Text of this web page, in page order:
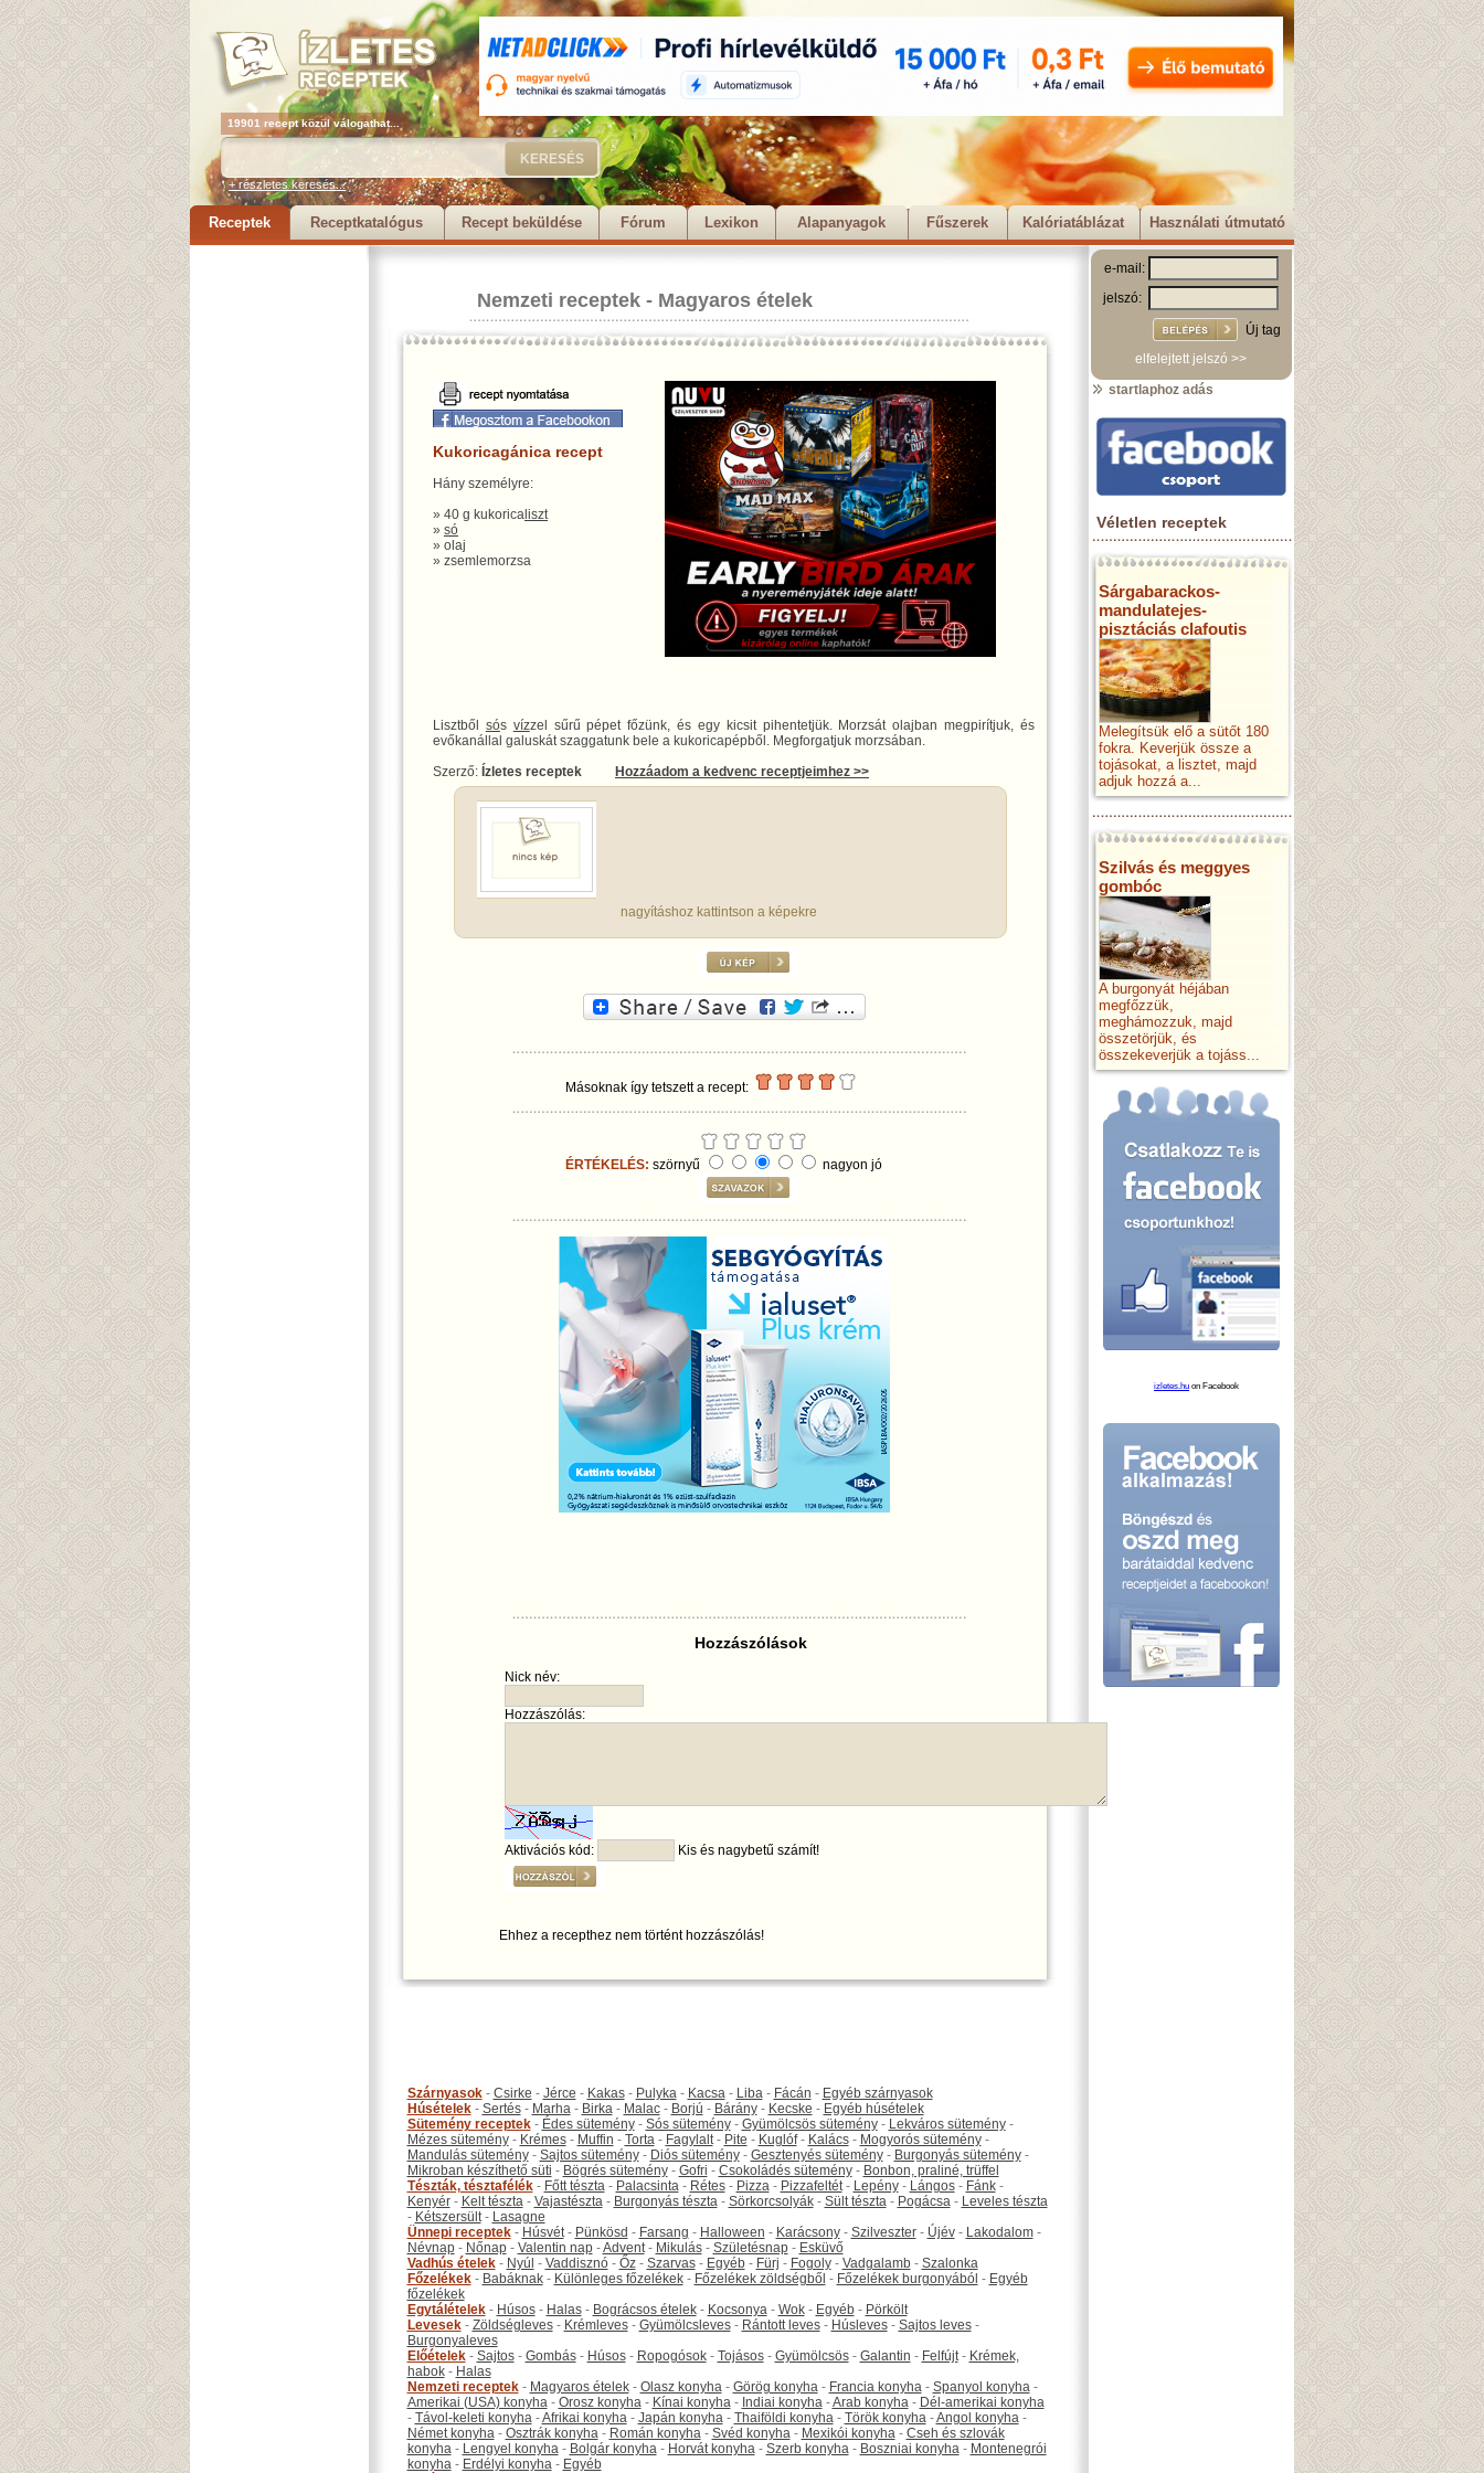
19901 recept közül válogathat...
+ részletes keresés...
Receptek Receptkatalógus Recept beküldése Fórum Lexikon Alapanyagok Fűszerek Kalóriatáblázat Használati útmutató
Nemzeti receptek - Magyaros ételek
Kukoricagánica recept
Hány személyre:
» 40 g kukorica liszt
» só
» olaj
» zsemlemorzsa
Lisztből sós vízzel sűrű pépet főzünk, és egy kicsit pihentetjük. Morzsát olajban megpirítjuk, és
evőkanállal galuskát szaggatunk bele a kukoricapépből. Megforgatjuk morzsában.
Szerző: Ízletes receptek Hozzáadom a kedvenc receptjeimhez >>
nagyításhoz kattintson a képekre
Másoknak így tetszett a recept:
ÉRTÉKELÉS: szörnyű nagyon jó
Hozzászólások
Nick név:
Hozzászólás:
Aktivációs kód: Kis és nagybetű számít!
Ehhez a recepthez nem történt hozzászólás!
Szárnyasok- Csirke - Jérce - Kakas- Pulyka- Kacsa- Liba- Fácán - Egyéb szárnyasok
Húsételek- Sertés- Marha- Birka- Malac- Borjú - Bárány- Kecske - Egyéb húsételek
Sütemény receptek- Édes sütemény- Sós sütemény- Gyümölcsös sütemény- Lekváros sütemény-
Mézes sütemény- Krémes- Muffin - Torta- Fagylalt- Pite - Kuglóf- Kalács- Mogyorós sütemény-
Mandulás sütemény- Sajtos sütemény- Diós sütemény- Gesztenyés sütemény- Burgonyás sütemény-
Mikroban készíthető süti - Bögrés sütemény- Gofri - Csokoládés sütemény- Bonbon, praliné, trüffel
Tészták, tésztafélék- Főtt tészta- Palacsinta- Rétes- Pizza- Pizzafeltét- Lepény- Lángos- Fánk-
Kenyér- Kelt tészta- Vajastészta- Burgonyás tészta- Sörkorcsolyák- Sült tészta- Pogácsa- Leveles tészta
- Kétszersült- Lasagne
Ünnepi receptek- Húsvét- Pünkösd - Farsang - Halloween - Karácsony- Szilveszter- Újév- Lakodalom-
Névnap- Nőnap- Valentin nap-Advent- Mikulás- Születésnap- Esküvő
Vadhús ételek- Nyúl - Vaddisznó- Őz- Szarvas- Egyéb- Fürj - Fogoly- Vadgalamb- Szalonka
Főzelékek- Babáknak- Különleges főzelékek- Főzelékek zöldségből - Főzelékek burgonyából - Egyéb
főzelékek
Egytálételek- Húsos- Halas- Bográcsos ételek- Kocsonya- Wok- Egyéb- Pörkölt
Levesek- Zöldségleves- Krémleves- Gyümölcsleves- Rántott leves- Húsleves- Sajtos leves-
Burgonyaleves
Előételek- Sajtos- Gombás- Húsos- Ropogósok- Tojásos- Gyümölcsös- Galantin - Felfújt- Krémek,
habok- Halas
Nemzeti receptek- Magyaros ételek- Olasz konyha- Görög konyha- Francia konyha- Spanyol konyha-
Amerikai (USA) konyha- Orosz konyha- Kínai konyha- Indiai konyha-Arab konyha- Dél-amerikai konyha
- Távol-keleti konyha-Afrikai konyha- Japán konyha- Thaiföldi konyha- Török konyha-Angol konyha-
Német konyha- Osztrák konyha- Román konyha- Svéd konyha- Mexikói konyha- Cseh és szlovák
konyha- Lengyel konyha- Bolgár konyha- Horvát konyha- Szerb konyha- Boszniai konyha- Montenegrói
konyha- Erdélyi konyha- Egyéb
e-mail:
jelszó:
Új tag
elfelejtett jelszó >>
startlaphoz adás
Véletlen receptek
Sárgabarackos-
mandulatejes-
pisztáciás clafoutis
Melegítsük elő a sütőt 180
fokra. Keverjük össze a
tojásokat, a lisztet, majd
adjuk hozzá a...
Szilvás és meggyes
gombóc
A burgonyát héjában
megfőzzük,
meghámozzuk, majd
összetörjük, és
összekeverjük a tojáss...
izletes.hu on Facebook